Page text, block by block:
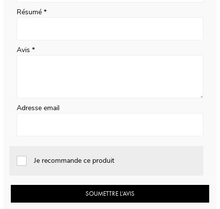
Résumé
Avis
Adresse email
Je recommande ce produit
SOUMETTRE L’AVIS